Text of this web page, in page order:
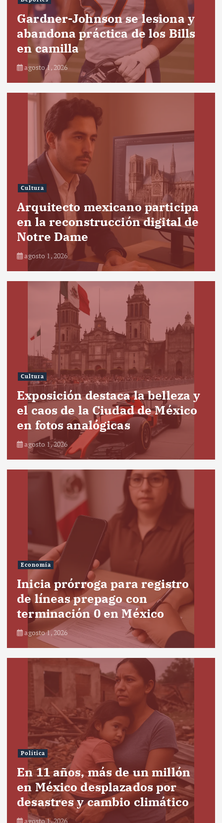
Gardner-Johnson se lesiona y
abandona práctica de los Bills
en camilla
agosto 1, 2026
Cultura
Arquitecto mexicano participa
en la reconstrucción digital de
Notre Dame
agosto 1, 2026
Cultura
Exposición destaca la belleza y
el caos de la Ciudad de México
en fotos analógicas
agosto 1, 2026
Economía
Inicia prórroga para registro
de líneas prepago con
terminación 0 en México
agosto 1, 2026
Política
En 11 años, más de un millón
en México desplazados por
desastres y cambio climático
agosto 1, 2026